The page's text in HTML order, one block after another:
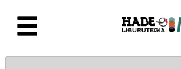
Eskuratu berriak -